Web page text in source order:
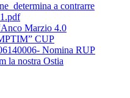
a contrarre
Marzio 4.0
CUP
Nomina RUP
la nostra Ostia